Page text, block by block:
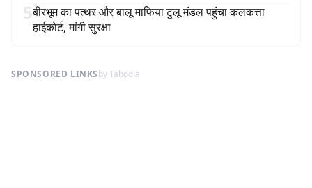
5बीरभूम का पत्थर और बालू माफिया टुलू मंडल पहुंचा कलकत्ता
हाईकोर्ट, मांगी सुरक्षा
SPONSORED LINKSby Taboola